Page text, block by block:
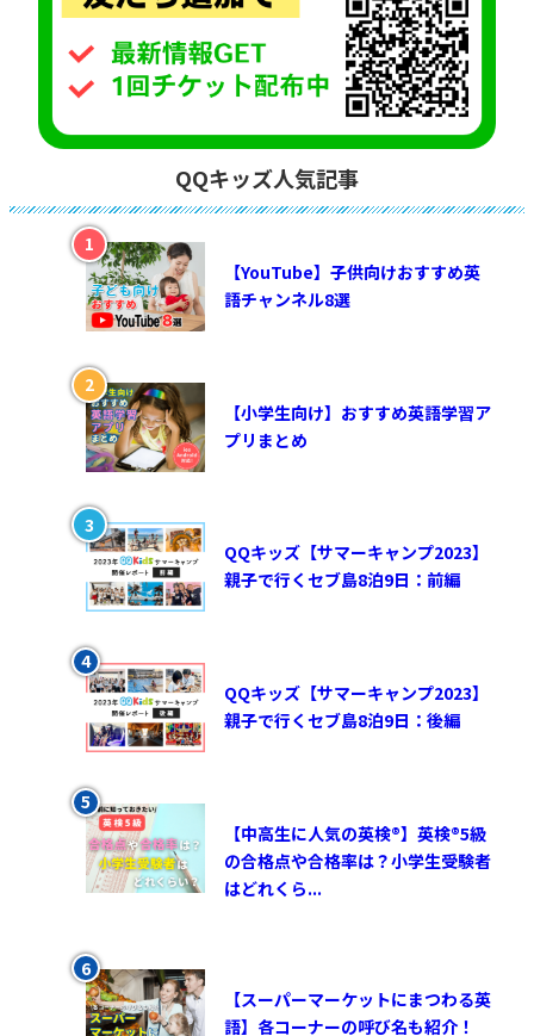
QQキッズ人気記事
【YouTube】子供向けおすすめ英
語チャンネル8選
【小学生向け】おすすめ英語学習ア
プリまとめ
QQキッズ【サマーキャンプ2023】
親子で行くセブ島8泊9日：前編
QQキッズ【サマーキャンプ2023】
親子で行くセブ島8泊9日：後編
【中高生に人気の英検®︎】英検®︎5級
の合格点や合格率は？小学生受験者
はどれくら...
【スーパーマーケットにまつわる英
語】各コーナーの呼び名も紹介！